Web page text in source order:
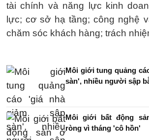
tài chính và năng lực kinh
lực; cơ sở hạ tầng; công nghệ
chăm sóc khách hàng; trách
Môi giới tung quảng
sàn', nhiều người sập
Môi giới bất động
ròng vì tháng 'cô hồn'